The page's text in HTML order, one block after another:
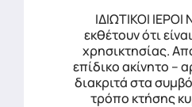
ΙΔΙΩΤΙΚΟΙ
εκθέτουν ότι
χρησικτησίας.
επίδικο ακίνητο –
διακριτά στα
τρόπο κτήσης